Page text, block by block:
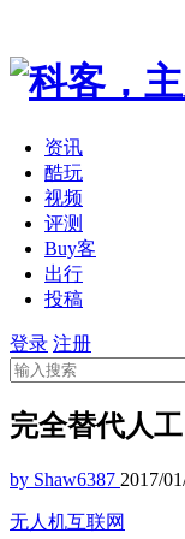
资讯
酷玩
视频
评测
Buy客
出行
投稿
登录 注册
完全替代人
by Shaw6387 2017/
无人机互联网